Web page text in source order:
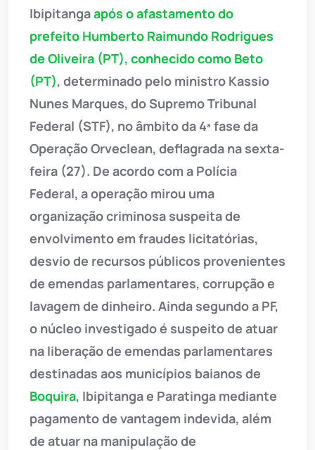
Ibipitangaapós o afastamento do
prefeito Humberto Raimundo Rodrigues
de Oliveira (PT), conhecido como Beto
(PT), determinado pelo ministro Kassio
Nunes Marques, do Supremo Tribunal
Federal (STF), no âmbito da 4ª fase da
Operação Orveclean, deflagrada na sexta-
feira (27). De acordo com a Polícia
Federal, a operação mirou uma
organização criminosa suspeita de
envolvimento em fraudes licitatórias,
desvio de recursos públicos provenientes
de emendas parlamentares, corrupção e
lavagem de dinheiro. Ainda segundo a PF,
o núcleo investigado é suspeito de atuar
na liberação de emendas parlamentares
destinadas aos municípios baianos de
Boquira, Ibipitanga e Paratinga mediante
pagamento de vantagem indevida, além
de atuar na manipulação de